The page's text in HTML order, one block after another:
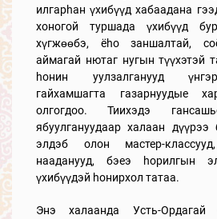
илгарhан үхибүүд хабаадана
хоногой туршада үхибүүд
хүгжөөбэ, ёhо заншалтай,
аймагай нютаг нугын түүхэтэй
hонин уулзалганууд
гайхамшагта газарнуудые
олгогдоо. Тиихэдэ
ябуулгануудаар халаан
элдэб олон мастер-
нааданууд, бэеэ hорилгын
үхибүүдэй hонирхол татаа.
Энэ халаанда Усть-